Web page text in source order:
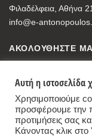
Φιλαδέλφεια, Αθήνα
info@e-
ΑΚΟΛΟΥΘΗΣΤΕ
Αυτή η ιστοσελίδα
Χρησιμοποιούμε
προσφέρουμε την
προτιμήσεις σας
Κάνοντας κλικ